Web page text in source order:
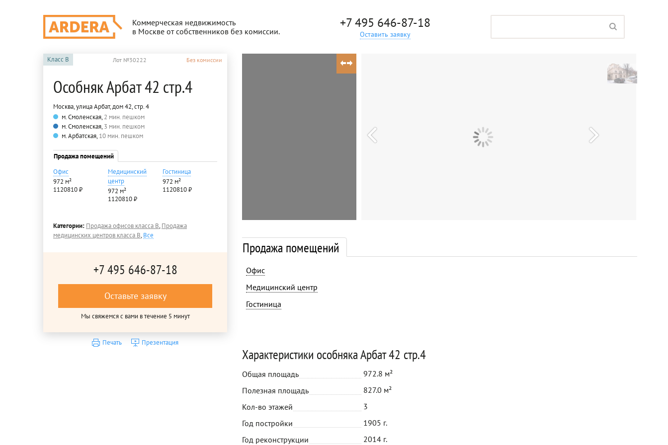
Коммерческая недвижимость
в Москве от собственников без комиссии.
+7 495 646-87-18
Оставить заявку
Класс B Лот №30222 Без комиссии
Особняк Арбат 42 стр.4
Москва, улица Арбат, дом 42, стр. 4
м. Смоленская,2 мин. пешком
м. Смоленская,3 мин. пешком
м. Арбатская,10 мин. пешком
Продажа помещений
Офис
972 м²
1120810 ₽
Медицинский
центр
972 м²
1120810 ₽
Гостиница
972 м²
1120810 ₽
Категории: Продажа офисов класса B,Продажа
медицинских центров класса B,Все
+7 495 646-87-18
Оставьте заявку
Мы свяжемся с вами в течение 5 минут
Печать Презентация
Продажа помещений
Офис
Медицинский центр
Гостиница
Характеристики особняка Арбат 42 стр.4
Общая площадь
972.8 м²
Полезная площадь
827.0 м²
Кол-во этажей
3
Год постройки
1905 г.
Год реконструкции
2014 г.